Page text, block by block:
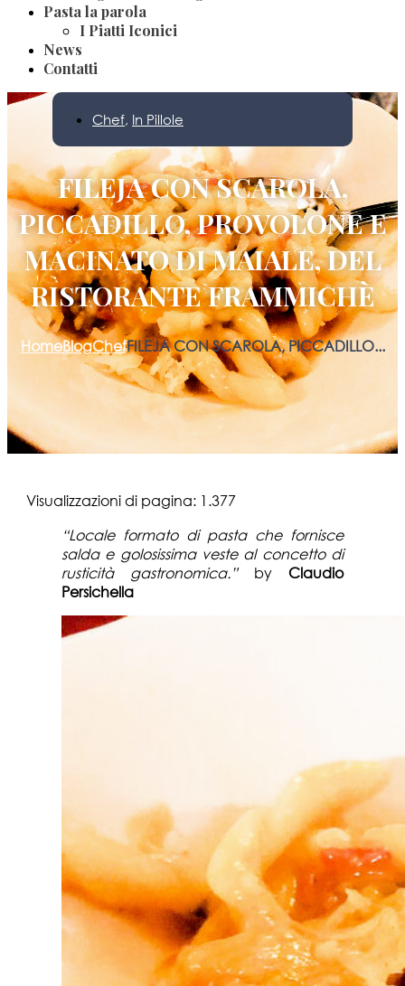
Pasta la parola
I Piatti Iconici
News
Contatti
Chef, In Pillole
FILEJA CON SCAROLA,
PICCADILLO, PROVOLONE E
MACINATO DI MAIALE, DEL
RISTORANTE FRAMMICHÈ
HomeBlogChefFILEJA CON SCAROLA, PICCADILLO...
Visualizzazioni di pagina: 1.377
“Locale formato di pasta che fornisce
salda e golosissima veste al concetto di
rusticità gastronomica.”by Claudio
Persichella